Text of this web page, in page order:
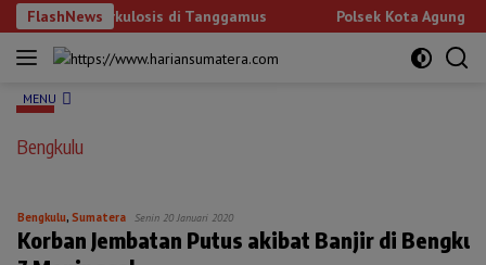
Langsung
ke
konten
FlashNews
Tuberkulosis di Tanggamus Polsek Kota Agung
MENU
Bengkulu
Bengkulu, Sumatera Senin 20 Januari 2020
Korban Jembatan Putus akibat Banjir di